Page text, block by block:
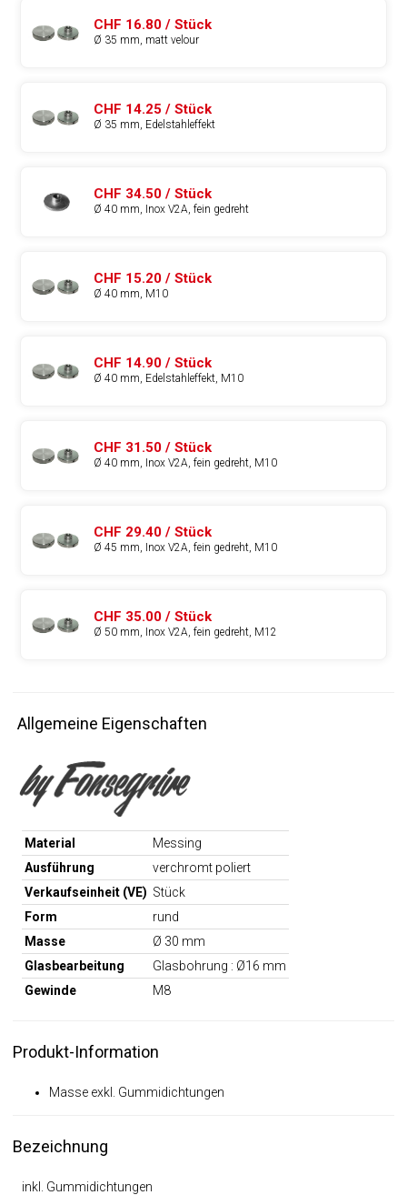
CHF 16.80 / Stück
Ø 35 mm, matt velour
CHF 14.25 / Stück
Ø 35 mm, Edelstahleffekt
CHF 34.50 / Stück
Ø 40 mm, Inox V2A, fein gedreht
CHF 15.20 / Stück
Ø 40 mm, M10
CHF 14.90 / Stück
Ø 40 mm, Edelstahleffekt, M10
CHF 31.50 / Stück
Ø 40 mm, Inox V2A, fein gedreht, M10
CHF 29.40 / Stück
Ø 45 mm, Inox V2A, fein gedreht, M10
CHF 35.00 / Stück
Ø 50 mm, Inox V2A, fein gedreht, M12
Allgemeine Eigenschaften
Material
Messing
Ausführung
verchromt poliert
Verkaufseinheit (VE) Stück
Form
rund
Masse
Ø 30 mm
Glasbearbeitung
Glasbohrung : Ø16 mm
Gewinde
M8
Produkt-Information
Masse exkl. Gummidichtungen
Bezeichnung
inkl. Gummidichtungen